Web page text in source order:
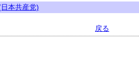
本共産党)
戻る